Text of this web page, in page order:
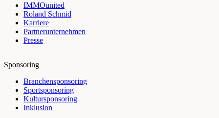
IMMOunited
Roland Schmid
Karriere
Partnerunternehmen
Presse
Sponsoring
Branchensponsoring
Sportsponsoring
Kultursponsoring
Inklusion